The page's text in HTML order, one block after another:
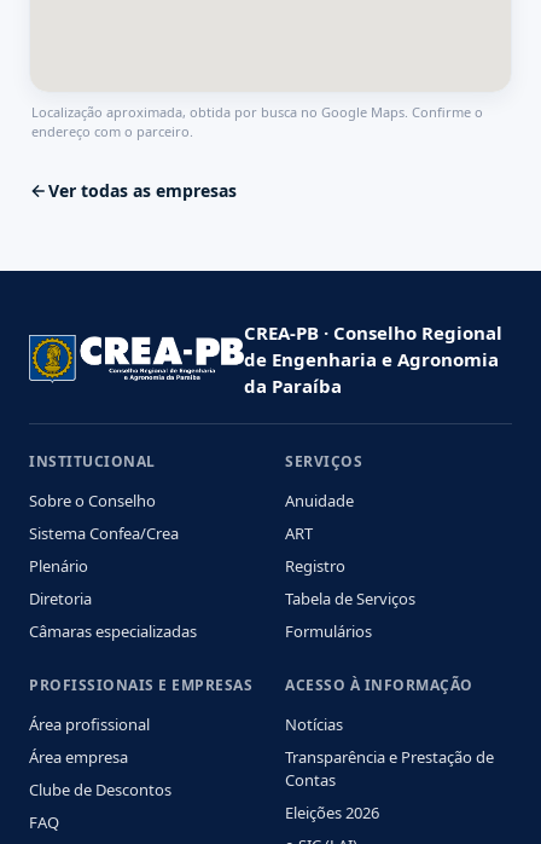
Localização aproximada, obtida por busca no Google Maps. Confirme o
endereço com o parceiro.
Ver todas as empresas
CREA-PB · Conselho Regional
de Engenharia e Agronomia
da Paraíba
INSTITUCIONAL
Sobre o Conselho
Sistema Confea/Crea
Plenário
Diretoria
Câmaras especializadas
SERVIÇOS
Anuidade
ART
Registro
Tabela de Serviços
Formulários
PROFISSIONAIS E EMPRESAS
Área profissional
Área empresa
Clube de Descontos
FAQ
ACESSO À INFORMAÇÃO
Notícias
Transparência e Prestação de
Contas
Eleições 2026